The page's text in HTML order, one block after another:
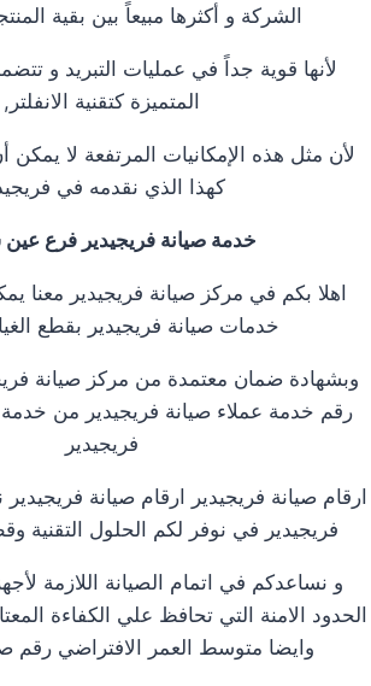
الشركة و أكثرها مبيعاً بين بقية
لأنها قوية جداً في عمليات التبريد و
المتميزة كتقنية الانفلتر,
لأن مثل هذه الإمكانيات المرتفعة لا يمكن
كهذا الذي نقدمه في
خدمة صيانة فريجيدير فرع
اهلا بكم في مركز صيانة فريجيدير معنا
خدمات صيانة فريجيدير بقطع
وبشهادة ضمان معتمدة من مركز صيانة
رقم خدمة عملاء صيانة فريجيدير من خدمة
فريجيدير
ارقام صيانة فريجيدير ارقام صيانة
فريجيدير في نوفر لكم الحلول التقنية
و نساعدكم في اتمام الصيانة اللازمة
الحدود الامنة التي تحافظ علي الكفاءة
وايضا متوسط العمر الافتراضي رقم